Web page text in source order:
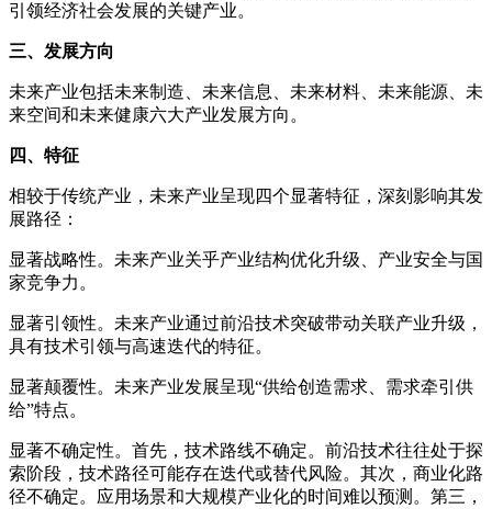
引领经济社会发展的关键产业。
三、发展方向
未来产业包括未来制造、未来信息、未来材料、未来能源、未
来空间和未来健康六大产业发展方向。
四、特征
相较于传统产业，未来产业呈现四个显著特征，深刻影响其发
展路径：
显著战略性。未来产业关乎产业结构优化升级、产业安全与国
家竞争力。
显著引领性。未来产业通过前沿技术突破带动关联产业升级，
具有技术引领与高速迭代的特征。
显著颠覆性。未来产业发展呈现“供给创造需求、需求牵引供
给”特点。
显著不确定性。首先，技术路线不确定。前沿技术往往处于探
索阶段，技术路径可能存在迭代或替代风险。其次，商业化路
径不确定。应用场景和大规模产业化的时间难以预测。第三，